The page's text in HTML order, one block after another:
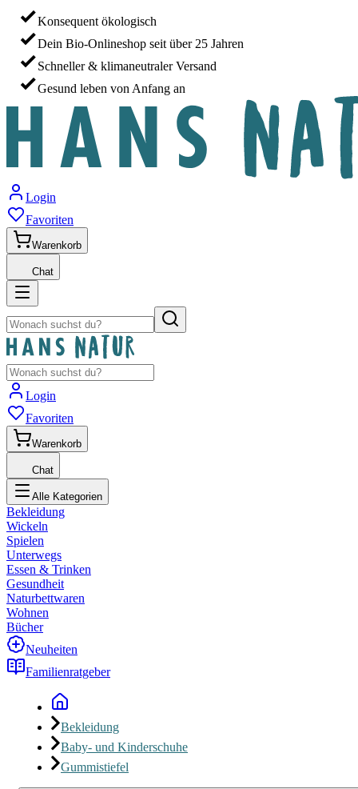
Konsequent ökologisch
Dein Bio-Onlineshop seit über 25 Jahren
Schneller & klimaneutraler Versand
Gesund leben von Anfang an
Login
Favoriten
Warenkorb
Chat
Login
Favoriten
Warenkorb
Chat
Alle Kategorien
Bekleidung
Wickeln
Spielen
Unterwegs
Essen & Trinken
Gesundheit
Naturbettwaren
Wohnen
Bücher
Neuheiten
Familienratgeber
Bekleidung
Baby- und Kinderschuhe
Gummistiefel